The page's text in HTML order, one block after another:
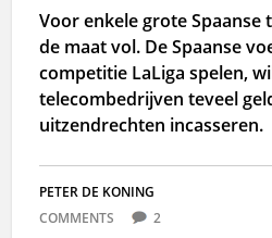
Voor enkele grote Spaanse
de maat vol. De Spaanse
competitie LaLiga spelen,
telecombedrijven teveel
uitzendrechten incasseren.
PETER DE KONING
COMMENTS
2